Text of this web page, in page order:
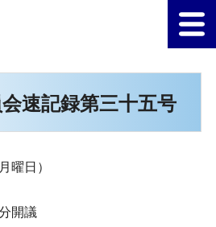
速記録第三十五号
曜日）
開議